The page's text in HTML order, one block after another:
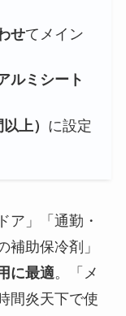
せてメイン
ルミシート
上） に設定
ア」「通勤・
補助保冷剤」
に最適。「メ
間炎天下で使